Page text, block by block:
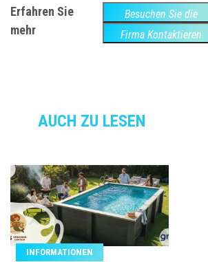
Erfahren Sie
mehr
Besuchen Sie die
Website
Firma Kontaktieren
AUCH ZU LESEN
INFORMATIONEN